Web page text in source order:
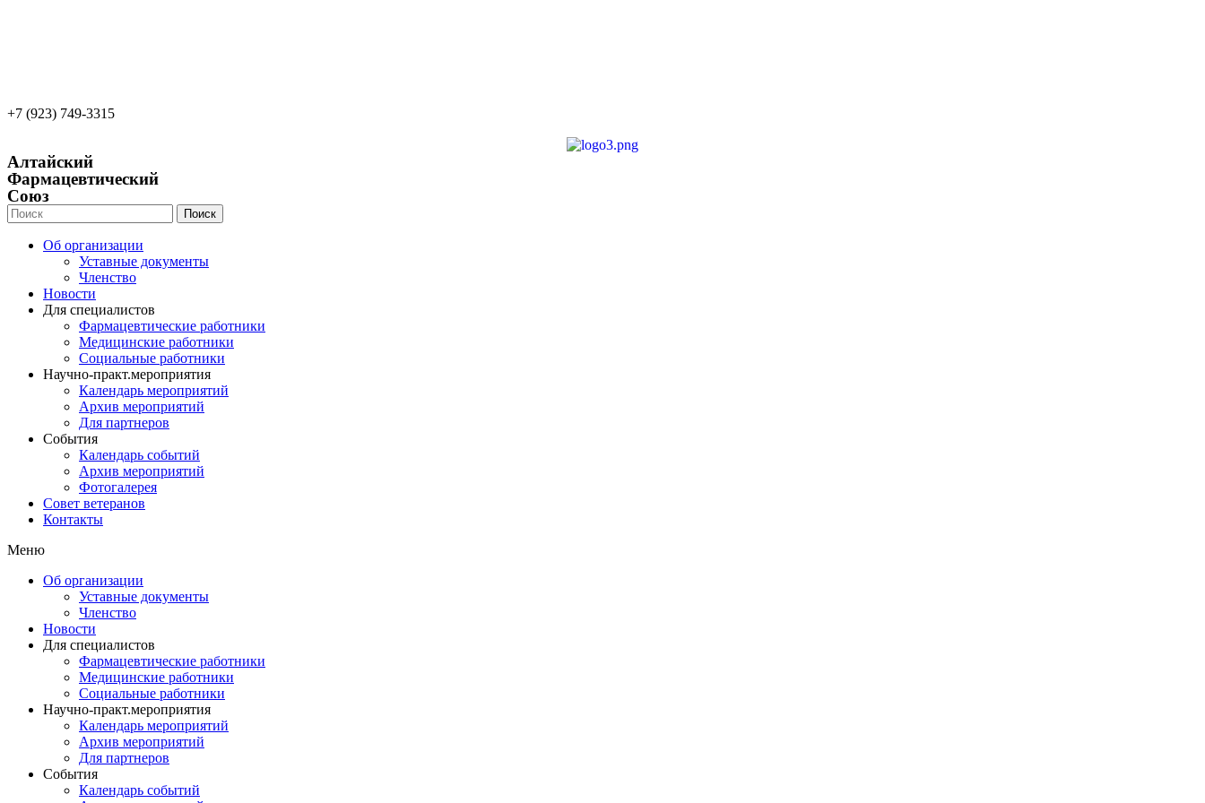
+7 (923) 749-3315
Алтайский
Фармацевтический
Союз
Поиск
Об организации
Уставные документы
Членство
Новости
Для специалистов
Фармацевтические работники
Медицинские работники
Социальные работники
Научно-практ.мероприятия
Календарь мероприятий
Архив мероприятий
Для партнеров
События
Календарь событий
Архив мероприятий
Фотогалерея
Совет ветеранов
Контакты
Меню
Об организации
Уставные документы
Членство
Новости
Для специалистов
Фармацевтические работники
Медицинские работники
Социальные работники
Научно-практ.мероприятия
Календарь мероприятий
Архив мероприятий
Для партнеров
События
Календарь событий